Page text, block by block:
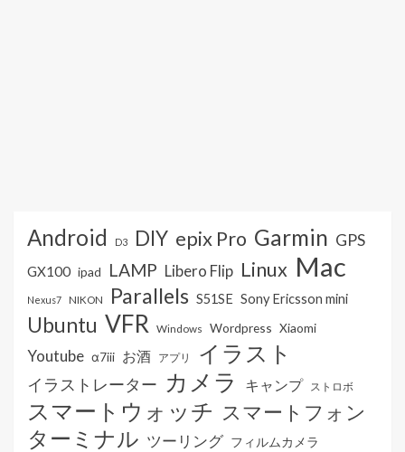
Android D3 DIY epix Pro Garmin GPS
GX100 ipad LAMP Libero Flip Linux Mac
Nexus7 NIKON Parallels S51SE Sony Ericsson mini
Ubuntu VFR Windows Wordpress Xiaomi
Youtube α7iii お酒 アプリ イラスト
イラストレーター カメラ キャンプ ストロボ
スマートウォッチ スマートフォン
ターミナル ツーリング フィルムカメラ